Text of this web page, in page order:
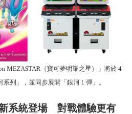
MEZASTAR（寶可夢明耀之星）」將於 4
系列」，並同步展開「銀河 1 彈」。
新系統登場 對戰體驗更有